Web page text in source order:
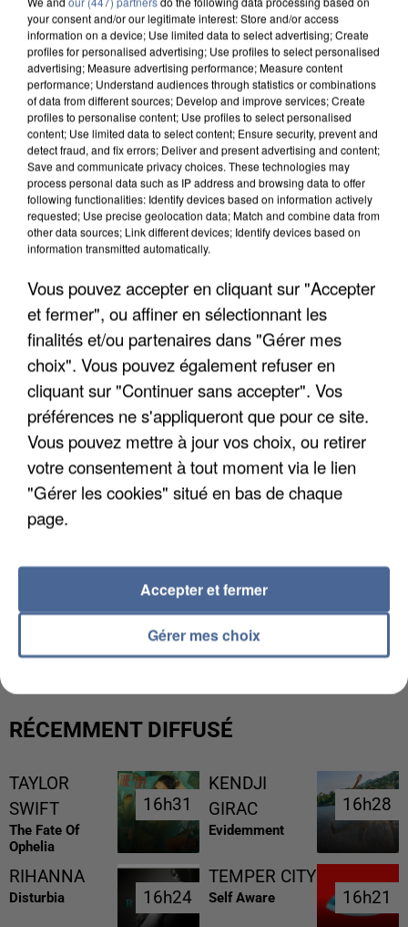
APRÈS TOUTES CES CANICULES, LES REFUGES
DE FAUNE SAUVAGE SONT...
L’UN DES FONDATEURS SUPPOSÉS DE LA DZ
MAFIA INTERPELLÉ EN ALGÉRIE
RÉCEMMENT DIFFUSÉ
TAYLOR
SWIFT
The Fate Of
Ophelia
16h31
16h31
KENDJI
GIRAC
Evidemment
16h28
16h28
RIHANNA
Disturbia 16h24
16h24
TEMPER CITY
Self Aware 16h21
16h21
your consent and/or our legitimate interest: Store and/or access
information on a device; Use limited data to select advertising; Create
profiles for personalised advertising; Use profiles to select personalised
advertising; Measure advertising performance; Measure content
performance; Understand audiences through statistics or combinations
of data from different sources; Develop and improve services; Create
profiles to personalise content; Use profiles to select personalised
content; Use limited data to select content; Ensure security, prevent and
detect fraud, and fix errors; Deliver and present advertising and content;
Save and communicate privacy choices. These technologies may
process personal data such as IP address and browsing data to offer
following functionalities: Identify devices based on information actively
requested; Use precise geolocation data; Match and combine data from
other data sources; Link different devices; Identify devices based on
information transmitted automatically.
Vous pouvez accepter en cliquant sur "Accepter
et fermer", ou affiner en sélectionnant les
finalités et/ou partenaires dans "Gérer mes
choix". Vous pouvez également refuser en
cliquant sur "Continuer sans accepter". Vos
préférences ne s'appliqueront que pour ce site.
Vous pouvez mettre à jour vos choix, ou retirer
votre consentement à tout moment via le lien
"Gérer les cookies" situé en bas de chaque
page.
Gérer mes choix
Accepter et fermer